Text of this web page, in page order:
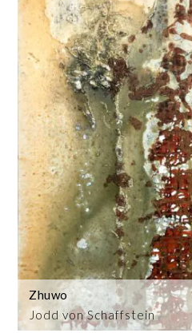
Jodd von Schaffstein
Zhuwo